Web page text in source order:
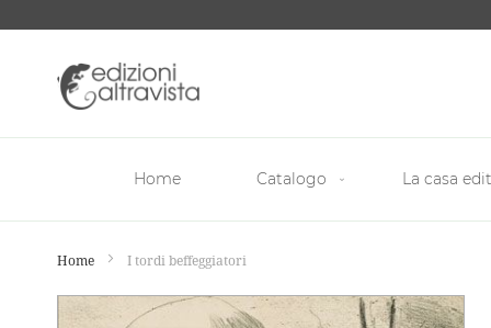
contenuto
Home Catalogo La casa
Home I tordi beffeggiatori